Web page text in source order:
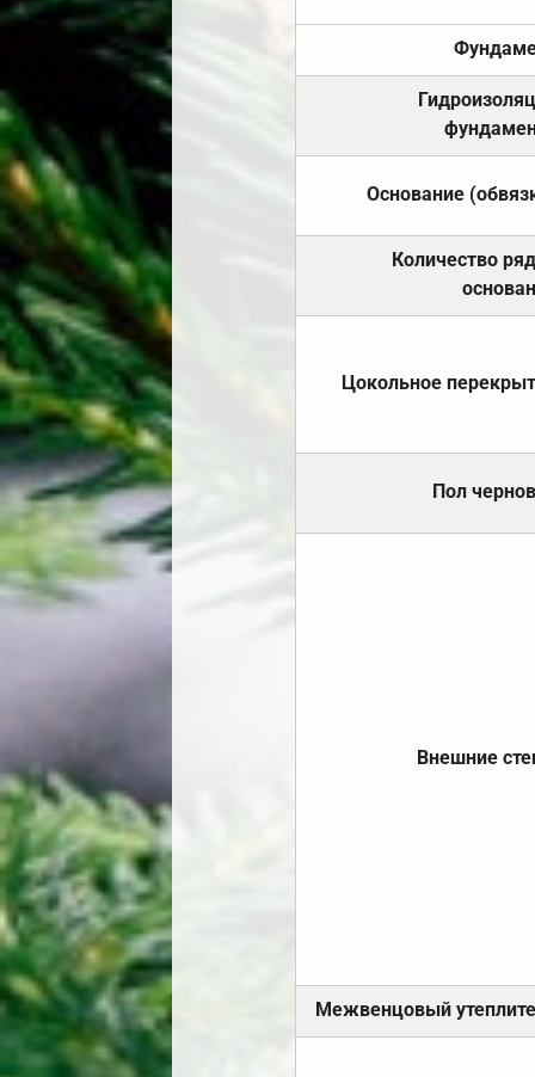
Основание
Количество
Цокольное
Пол
Внешние
Межвенцовый